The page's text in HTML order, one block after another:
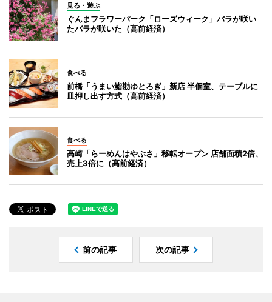
見る・遊ぶ
ぐんまフラワーパーク「ローズウィーク」バラが咲い
たバラが咲いた（高前経済）
食べる
前橋「うまい鮨勘ゆとろぎ」新店 半個室、テーブルに
皿押し出す方式（高前経済）
食べる
高崎「らーめんはやぶさ」移転オープン 店舗面積2倍、
売上3倍に（高前経済）
前の記事 次の記事